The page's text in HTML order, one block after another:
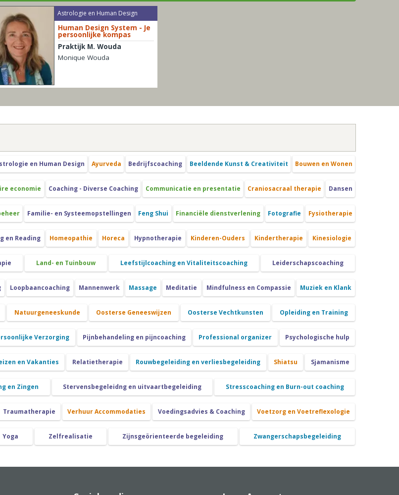
Astrologie en Human Design
Human Design System - Je
persoonlijke kompas
Praktijk M. Wouda
Monique Wouda
en Human Design Ayurveda Bedrijfscoaching Beeldende Kunst & Creativiteit Bouwen en Wonen
economie Coaching - Diverse Coaching Communicatie en presentatie Craniosacraal therapie Dansen
Familie- en Systeemopstellingen Feng Shui Financiële dienstverlening Fotografie Fysiotherapie
en Reading Homeopathie Horeca Hypnotherapie Kinderen-Ouders Kindertherapie Kinesiologie
Land- en Tuinbouw Leefstijlcoaching en Vitaliteitscoaching Leiderschapscoaching
Loopbaancoaching Mannenwerk Massage Meditatie Mindfulness en Compassie Muziek en Klank
Natuurgeneeskunde Oosterse Geneeswijzen Oosterse Vechtkunsten Opleiding en Training
Verzorging Pijnbehandeling en pijncoaching Professional organizer Psychologische hulp
en Vakanties Relatietherapie Rouwbegeleiding en verliesbegeleiding Shiatsu Sjamanisme
en Zingen Stervensbegeleidng en uitvaartbegeleiding Stresscoaching en Burn-out coaching
Traumatherapie Verhuur Accommodaties Voedingsadvies & Coaching Voetzorg en Voetreflexologie
Yoga Zelfrealisatie Zijnsgeörienteerde begeleiding Zwangerschapsbegeleiding